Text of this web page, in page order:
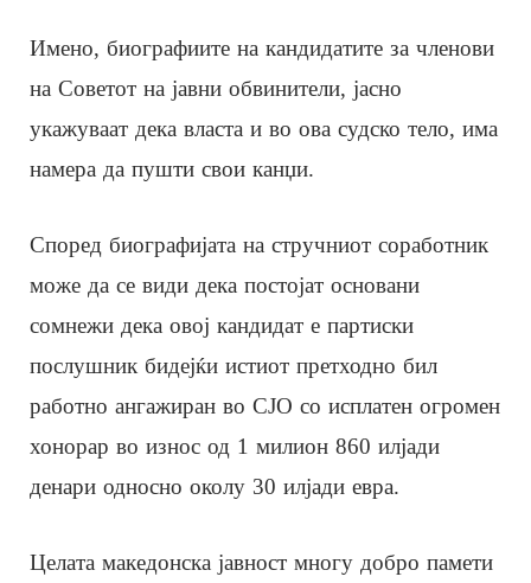
Имено, биографиите на кандидатите за членови
на Советот на јавни обвинители, јасно
укажуваат дека власта и во ова судско тело, има
намера да пушти свои канџи.
Според биографијата на стручниот соработник
може да се види дека постојат основани
сомнежи дека овој кандидат е партиски
послушник бидејќи истиот претходно бил
работно ангажиран во СЈО со исплатен огромен
хонорар во износ од 1 милион 860 илјади
денари односно околу 30 илјади евра.
Целата македонска јавност многу добро памети